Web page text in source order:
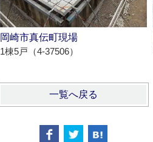
岡崎市真伝町現場
1棟5戸（4-37506）
一覧へ戻る